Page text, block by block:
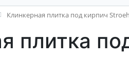
Клинкерная плитка под кирпич
плитка